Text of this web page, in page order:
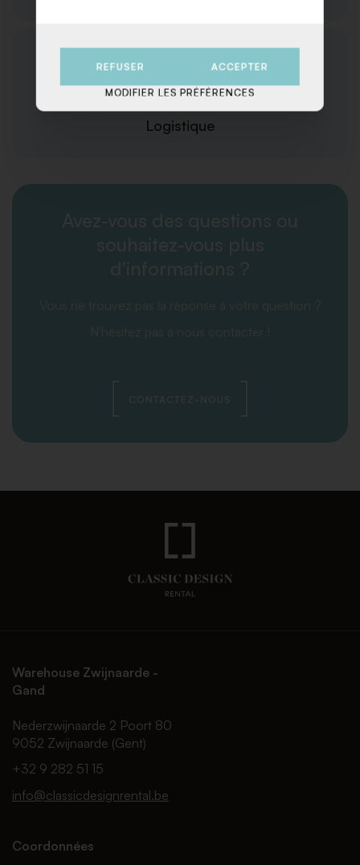
Logistique
Avez-vous des questions ou
souhaitez-vous plus
d'informations ?
Vous ne trouvez pas la réponse à votre question ?
N'hésitez pas à nous contacter !
CONTACTEZ-NOUS
Warehouse Zwijnaarde -
Gand
Nederzwijnaarde 2 Poort 80
9052 Zwijnaarde (Gent)
+32 9 282 51 15
info@classicdesignrental.be
Coordonnées
REFUSER ACCEPTER
MODIFIER LES PRÉFÉRENCES